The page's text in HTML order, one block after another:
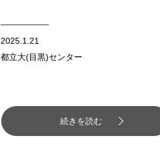
2025.1.21
都立大(目黒)センター
続きを読む